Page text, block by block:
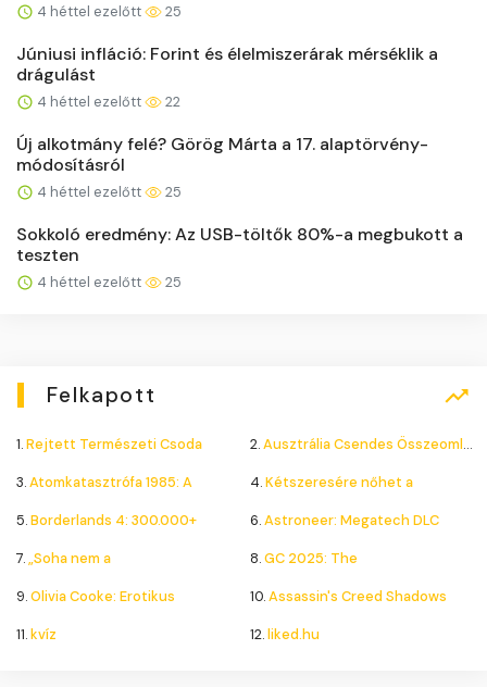
4 héttel ezelőtt 25
Júniusi infláció: Forint és élelmiszerárak mérséklik a
drágulást
4 héttel ezelőtt 22
Új alkotmány felé? Görög Márta a 17. alaptörvény-
módosításról
4 héttel ezelőtt 25
Sokkoló eredmény: Az USB-töltők 80%-a megbukott a
teszten
4 héttel ezelőtt 25
Felkapott
1.Rejtett Természeti Csoda 2.Ausztrália Csendes Összeomlása
3.Atomkatasztrófa 1985: A 4.Kétszeresére nőhet a
5.Borderlands 4: 300.000+ 6.Astroneer: Megatech DLC
7.„Soha nem a 8.GC 2025: The
9.Olivia Cooke: Erotikus 10.Assassin's Creed Shadows
11.kvíz 12.liked.hu